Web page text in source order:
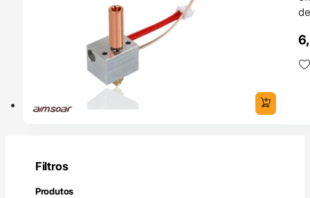
Filtros
Produtos